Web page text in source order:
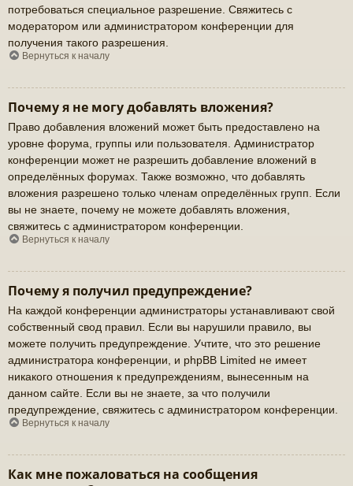
потребоваться специальное разрешение. Свяжитесь с
модератором или администратором конференции для
получения такого разрешения.
Вернуться к началу
Почему я не могу добавлять вложения?
Право добавления вложений может быть предоставлено на
уровне форума, группы или пользователя. Администратор
конференции может не разрешить добавление вложений в
определённых форумах. Также возможно, что добавлять
вложения разрешено только членам определённых групп. Если
вы не знаете, почему не можете добавлять вложения,
свяжитесь с администратором конференции.
Вернуться к началу
Почему я получил предупреждение?
На каждой конференции администраторы устанавливают свой
собственный свод правил. Если вы нарушили правило, вы
можете получить предупреждение. Учтите, что это решение
администратора конференции, и phpBB Limited не имеет
никакого отношения к предупреждениям, вынесенным на
данном сайте. Если вы не знаете, за что получили
предупреждение, свяжитесь с администратором конференции.
Вернуться к началу
Как мне пожаловаться на сообщения